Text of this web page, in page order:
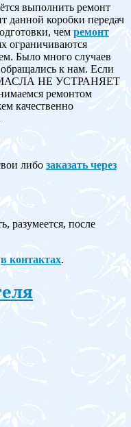
выполнить ремонт
данной коробки передач
чем ремонт
ограничиваются
Было много случаев
к нам. Если
МАСЛА НЕ УСТРАНЯЕТ
ремонтом
качественно
либо заказать через
разумеется, после
в контактах.